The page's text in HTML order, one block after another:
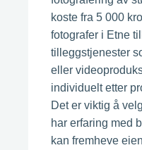
koste fra 5 000
fotografer i Etne
tilleggstjenester
eller
individuelt etter
Det er viktig å
har erfaring med
kan fremheve